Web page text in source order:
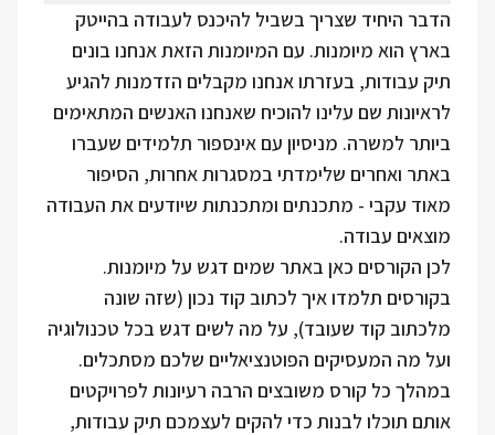
הדבר היחיד שצריך בשביל להיכנס לעבודה בהייטק
בארץ הוא מיומנות. עם המיומנות הזאת אנחנו בונים
תיק עבודות, בעזרתו אנחנו מקבלים הזדמנות להגיע
לראיונות שם עלינו להוכיח שאנחנו האנשים המתאימים
ביותר למשרה. מניסיון עם אינספור תלמידים שעברו
באתר ואחרים שלימדתי במסגרות אחרות, הסיפור
מאוד עקבי - מתכנתים ומתכנתות שיודעים את העבודה
מוצאים עבודה.
לכן הקורסים כאן באתר שמים דגש על מיומנות.
בקורסים תלמדו איך לכתוב קוד נכון (שזה שונה
מלכתוב קוד שעובד), על מה לשים דגש בכל טכנולוגיה
ועל מה המעסיקים הפוטנציאליים שלכם מסתכלים.
במהלך כל קורס משובצים הרבה רעיונות לפרויקטים
אותם תוכלו לבנות כדי להקים לעצמכם תיק עבודות,